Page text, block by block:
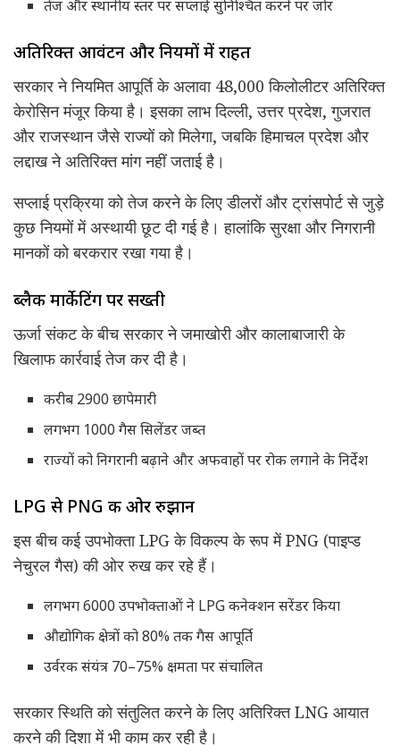
तेज और स्थानीय स्तर पर सप्लाई सुनिश्चित करने पर जोर
अतिरिक्त आवंटन और नियमों में राहत
सरकार ने नियमित आपूर्ति के अलावा 48,000 किलोलीटर अतिरिक्त
केरोसिन मंजूर किया है। इसका लाभ दिल्ली, उत्तर प्रदेश, गुजरात
और राजस्थान जैसे राज्यों को मिलेगा, जबकि हिमाचल प्रदेश और
लद्दाख ने अतिरिक्त मांग नहीं जताई है।
सप्लाई प्रक्रिया को तेज करने के लिए डीलरों और ट्रांसपोर्ट से जुड़े
कुछ नियमों में अस्थायी छूट दी गई है। हालांकि सुरक्षा और निगरानी
मानकों को बरकरार रखा गया है।
ब्लैक मार्केटिंग पर सख्ती
ऊर्जा संकट के बीच सरकार ने जमाखोरी और कालाबाजारी के
खिलाफ कार्रवाई तेज कर दी है।
करीब 2900 छापेमारी
लगभग 1000 गैस सिलेंडर जब्त
राज्यों को निगरानी बढ़ाने और अफवाहों पर रोक लगाने के निर्देश
LPG से PNG की ओर रुझान
इस बीच कई उपभोक्ता LPG के विकल्प के रूप में PNG (पाइप्ड
नेचुरल गैस) की ओर रुख कर रहे हैं।
लगभग 6000 उपभोक्ताओं ने LPG कनेक्शन सरेंडर किया
औद्योगिक क्षेत्रों को 80% तक गैस आपूर्ति
उर्वरक संयंत्र 70–75% क्षमता पर संचालित
सरकार स्थिति को संतुलित करने के लिए अतिरिक्त LNG आयात
करने की दिशा में भी काम कर रही है।